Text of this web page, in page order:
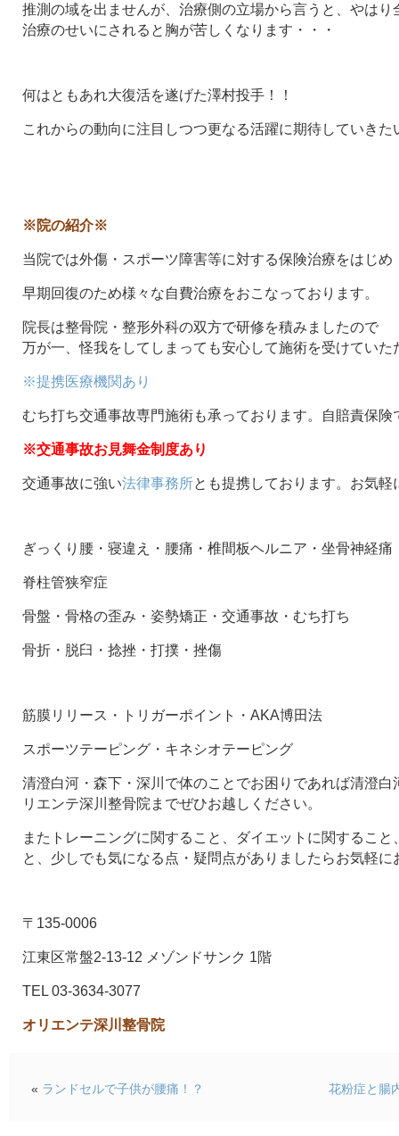
推測の域を出ませんが、治療側の立場から言うと、やはり
治療のせいにされると胸が苦しくなります・・・
何はともあれ大復活を遂げた澤村投手！！
これからの動向に注目しつつ更なる活躍に期待していきた
※院の紹介※
当院では外傷・スポーツ障害等に対する保険治療をはじめ
早期回復のため様々な自費治療をおこなっております。
院長は整骨院・整形外科の双方で研修を積みましたので
万が一、怪我をしてしまっても安心して施術を受けていた
※提携医療機関あり
むち打ち交通事故専門施術も承っております。自賠責保険
※交通事故お見舞金制度あり
交通事故に強い法律事務所とも提携しております。お気軽
ぎっくり腰・寝違え・腰痛・椎間板ヘルニア・坐骨神経痛
脊柱管狭窄症
骨盤・骨格の歪み・姿勢矯正・交通事故・むち打ち
骨折・脱臼・捻挫・打撲・挫傷
筋膜リリース・トリガーポイント・AKA博田法
スポーツテーピング・キネシオテーピング
清澄白河・森下・深川で体のことでお困りであれば清澄
リエンテ深川整骨院までぜひお越しください。
またトレーニングに関すること、ダイエットに関するこ
と、少しでも気になる点・疑問点がありましたらお気軽に
〒135-0006
江東区常盤2-13-12 メゾンドサンク 1階
TEL 03-3634-3077
オリエンテ深川整骨院
花粉症と腸
« ランドセルで子供が腰痛！？